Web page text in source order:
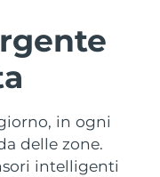
in ogni
delle zone.
intelligenti
stimata
stimata
stimata8/16/26